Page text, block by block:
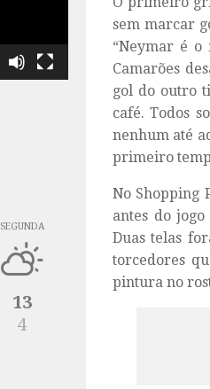
sem marcar
“Neymar é o
Camarões
gol do outro
café. Todos
nenhum até
primeiro
No Shopping
antes do
Duas telas
torcedores
pintura no
SEGUNDA
13
4